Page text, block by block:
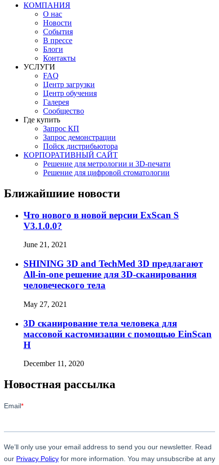
КОМПАНИЯ
О нас
Новости
События
В прессе
Блоги
Контакты
УСЛУГИ
FAQ
Центр загрузки
Центр обучения
Галерея
Сообщество
Где купить
Запрос КП
Запрос демонстрации
Пойск дистрибьютора
КОРПОРАТИВНЫЙ САЙТ
Решение для метрологии и 3D-печати
Решение для цифровой стоматологии
Ближайшиие новости
Что нового в новой версии ExScan S
V3.1.0.0?
June 21, 2021
SHINING 3D and TechMed 3D предлагают
All-in-one решение для 3D-сканирования
человеческого тела
May 27, 2021
3D сканирование тела человека для
массовой кастомизации с помощью EinScan
H
December 11, 2020
Новостная рассылка